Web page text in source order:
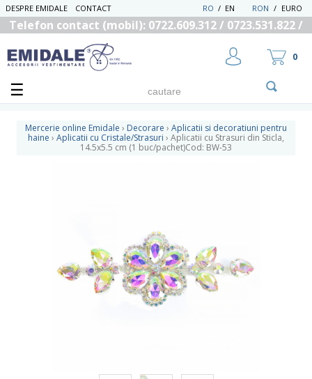
DESPRE EMIDALE CONTACT RON / EURO
EN
/
RO
Telefon contact (mobil): 0722.609.312 / 0723.531.822 /
0
Mercerie online Emidale › Decorare › Aplicatii si decoratiuni pentru
haine › Aplicatii cu Cristale/Strasuri › Aplicatii cu Strasuri din Sticla,
14.5x5.5 cm (1 buc/pachet)Cod: BW-53